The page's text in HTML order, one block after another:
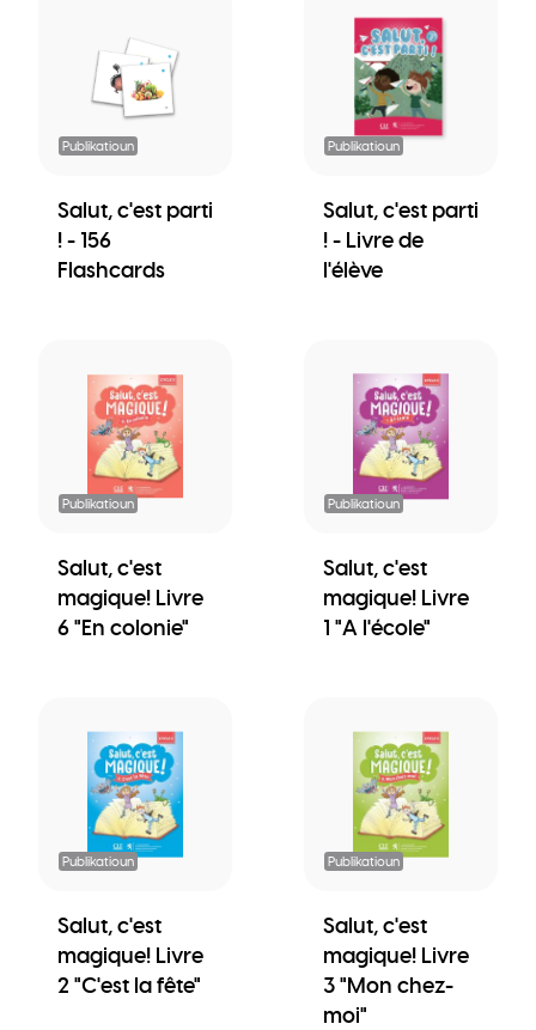
Publikatioun
Salut, c'est parti
! - 156
Flashcards
Publikatioun
Salut, c'est parti
! - Livre de
l'élève
Publikatioun
Salut, c'est
magique! Livre
6 "En colonie"
Publikatioun
Salut, c'est
magique! Livre
1 "A l'école"
Publikatioun
Salut, c'est
magique! Livre
2 "C'est la fête"
Publikatioun
Salut, c'est
magique! Livre
3 "Mon chez-
moi"